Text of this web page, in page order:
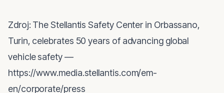
Zdroj: The Stellantis Safety Center in Orbassano,
Turin, celebrates 50 years of advancing global
vehicle safety —
https://www.media.stellantis.com/em-
en/corporate/press